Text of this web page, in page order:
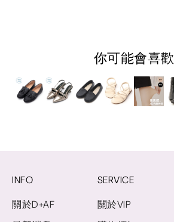
你可能會喜歡
INFO
關於D+AF
SERVICE
關於VIP